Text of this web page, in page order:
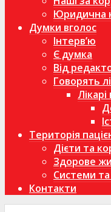
Юридична
Думки вголос
Інтерв’ю
Є думка
Від
Говорять
Територія
Дієти та
Здорове
Системи
Контакти